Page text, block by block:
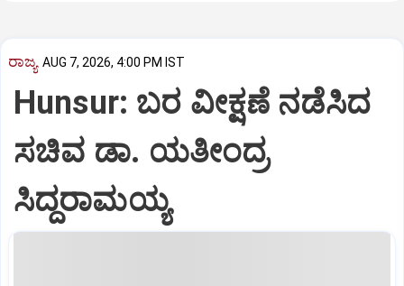
ರಾಜ್ಯ AUG 7, 2026, 4:00 PM IST
Hunsur: ಬರ ವೀಕ್ಷಣೆ ನಡೆಸಿದ
ಸಚಿವ ಡಾ. ಯತೀಂದ್ರ
ಸಿದ್ದರಾಮಯ್ಯ